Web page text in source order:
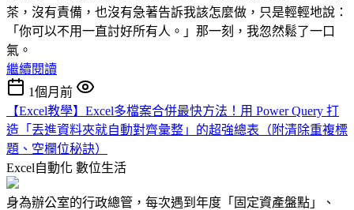
茶，沒有責備，也沒有急著告訴我該怎麼做，只是輕輕地說：
「你可以不用一直討好所有人。」那一刻，我忽然鬆了一口
氣。
繼續閱讀
1個月前
【Excel教學】Excel多檔案合併最快方法！用 Power Query 打
造「丟進資料夾就自動對齊彙整」的超強總表（附清除重複標
題、空欄位秘訣）
Excel自動化 數位生活
身為辦公室的行政總管，每次遇到年度「固定資產盤點」、